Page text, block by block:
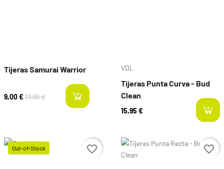
Tijeras Samurai Warrior
9,00 €17,99 € last-items
VDL
Tijeras Punta Curva - Bud
Clean
15,95 €
Out-of-Stock favorite_border Prix favorite_border